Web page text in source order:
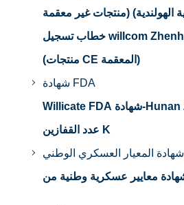
خطاب تسجيل willcom Zhenhe Yikang CIBG
(منتجات CE المعقمة)
شهادة FDA
Willicate FDA شهادة-Hunan Zhenhe Yikang أضاف
عدد القفازين K
شهادة المعيار العسكري الوطني